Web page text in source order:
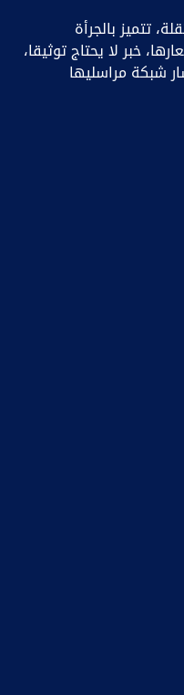
تتميز بالجرأة
خبر ﻻ يحتاج توثيقا،
شبكة مراسليها